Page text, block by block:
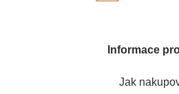
Informace
Jak